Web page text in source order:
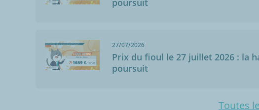
poursuit
27/07/2026
Prix du fioul le 27 juillet 2026 : la
poursuit
Toutes